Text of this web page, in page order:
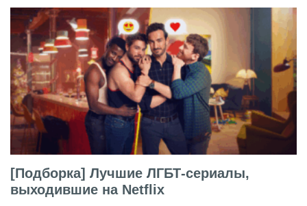
[Подборка] Лучшие ЛГБТ-сериалы,
выходившие на Netflix